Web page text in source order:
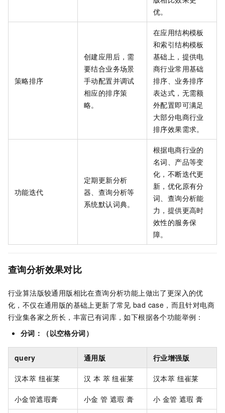
优。
策略排序
创建应用后，需
要结合业务场景
手动配置并调试
相应的排序策
略。
在应用结构模板
和索引结构模板
基础上，提供电
商行业常用基础
排序、业务排序
表达式，无需额
外配置即可满足
大部分电商行业
排序效果需求。
功能迭代
定期更新分析
器、查询分析等
系统默认词典。
根据电商行业的
名词、产品等变
化，不断迭代更
新，优化原有分
词、查询分析能
力，提供更高时
效性的服务保
障。
查询分析效果对比
行业算法版较通用版相比在查询分析功能上做出了更深入的优
化，不仅在通用版的基础上更新了常见 bad case，而且针对电商
行业集各家之所长，丰富已有词库，如下根据各个功能举例：
分词：（以空格分词）
query 通用版 行业增强版
汉本萃 纽崔莱 汉 本 萃 纽崔莱 汉本萃 纽崔莱
小金管遮瑕膏 小金 管 遮瑕 膏 小 金管 遮瑕 膏